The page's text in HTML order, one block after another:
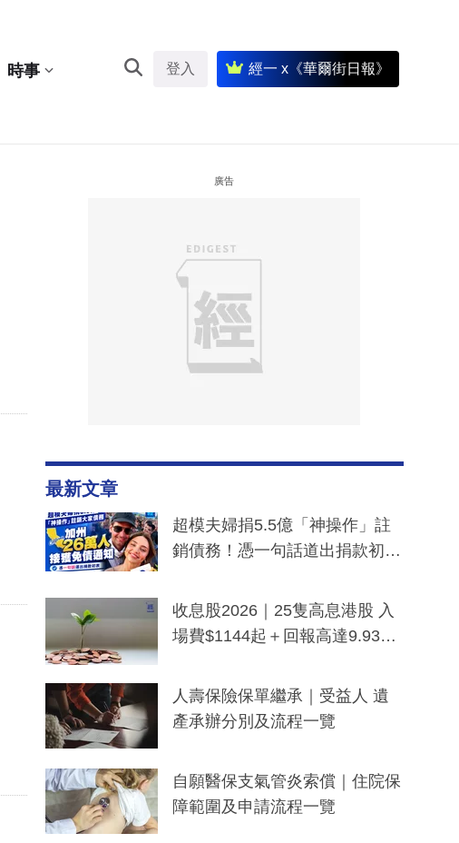
時事 登入 經一 x《華爾街日報》
廣告
最新文章
超模夫婦捐5.5億「神操作」註
銷債務！憑一句話道出捐款初
一度被誤當詐騙手段
收息股2026｜25隻高息港股 入
場費$1144起＋回報高達9.93
人壽保險保單繼承｜受益人 遺
產承辦分別及流程一覽
自願醫保支氣管炎索償｜住院保
障範圍及申請流程一覽